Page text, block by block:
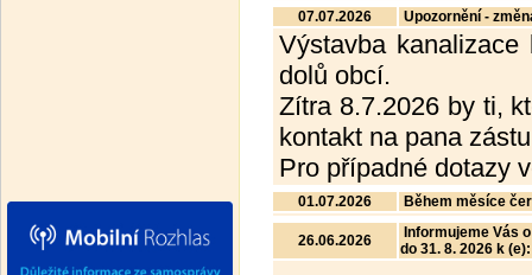
07.07.2026
Upozornění -
Výstavba
dolů obcí.
Zítra 8.7.2026 by ti,
kontakt na pana
Pro případné dotazy
01.07.2026 Během měsíce
26.06.2026
Informujeme Vás
do 31. 8. 2026 k (e):